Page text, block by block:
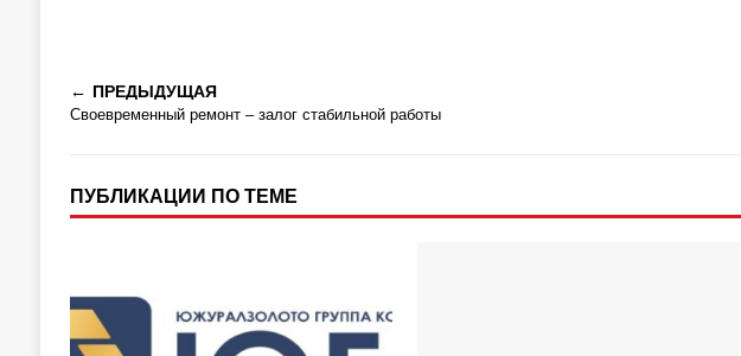
ПРЕДЫДУЩАЯ
Своевременный ремонт – залог стабильной работы
ПУБЛИКАЦИИ ПО ТЕМЕ